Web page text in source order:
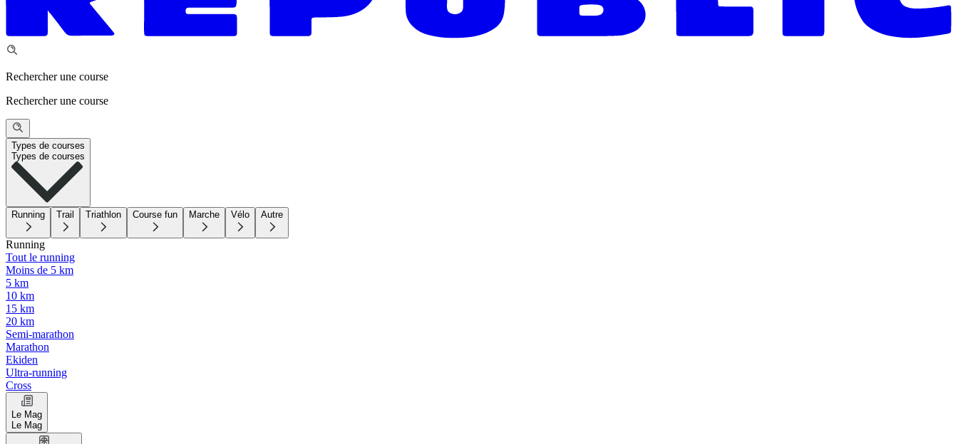
Rechercher une course
Rechercher une course
Types de courses
Types de courses
Running Trail Triathlon Course fun Marche Vélo Autre
Running
Tout le running
Moins de 5 km
5 km
10 km
15 km
20 km
Semi-marathon
Marathon
Ekiden
Ultra-running
Cross
Le Mag
Le Mag